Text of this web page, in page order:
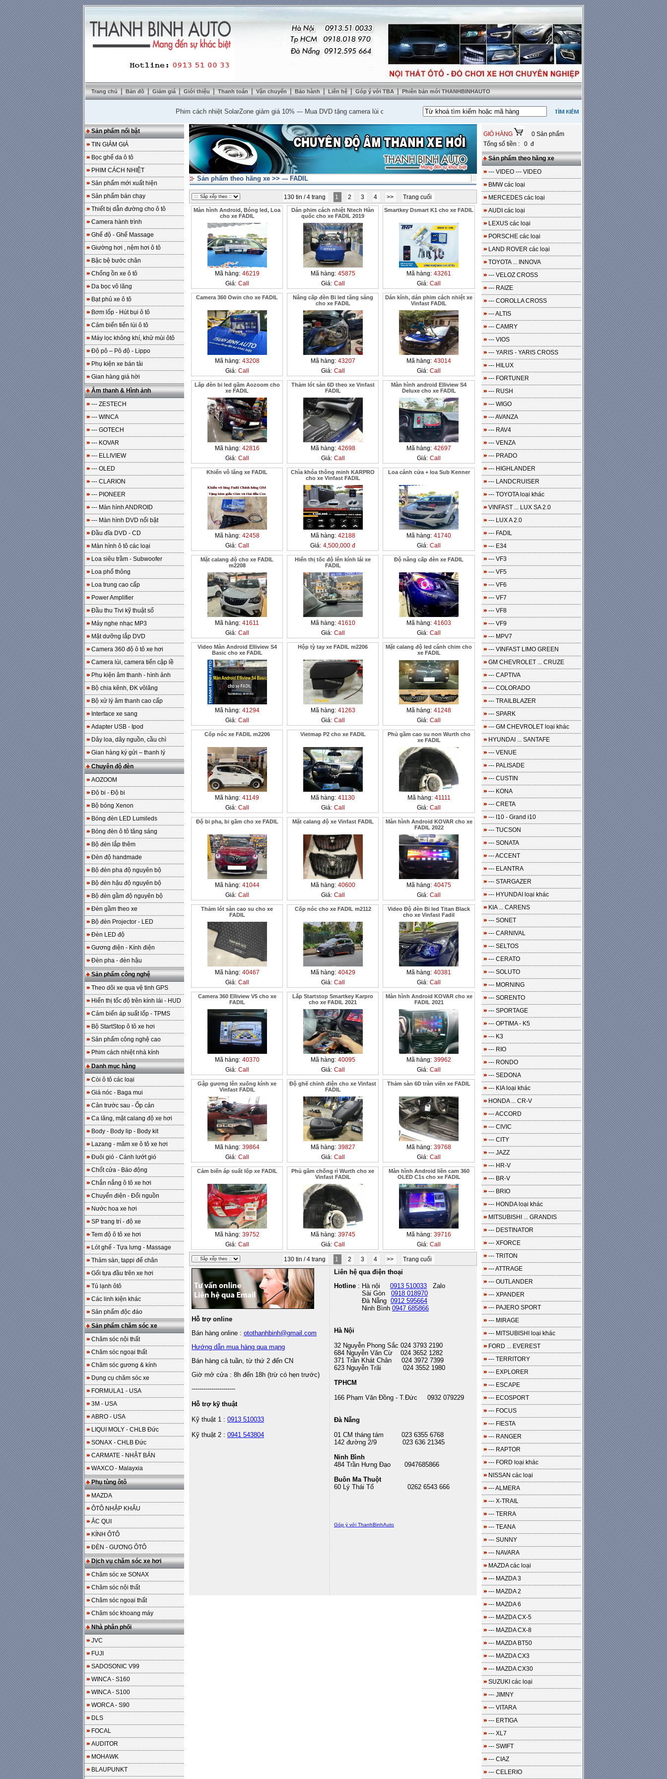
Trang chủ | Bản đồ | Giảm giá | Giới thiệu | Thanh toán | Vận chuyển | Bảo hành | Liên hệ | Góp ý với TBA | Phiên bản mới THANHBINHAUTO
Phim cách nhiệt SolarZone giảm giá 10%---Mua DVD tặng camera lùi cao cấp Lắp nệm ghế da thật tặng sàn da---Miễn phí 100% công lắp đặt
Sản phẩm nổi bật
TIN GIẢM GIÁ
Bọc ghế da ô tô
PHIM CÁCH NHIỆT
Sản phẩm mới xuất hiện
Sản phẩm bán chạy
Thiết bị dẫn đường cho ô tô
Camera hành trình
Ghế độ - Ghế Massage
Giường hơi , nệm hơi ô tô
Bậc bệ bước chân
Chống ồn xe ô tô
Da bọc vô lăng
Bạt phủ xe ô tô
Bơm lốp - Hút bụi ô tô
Cảm biến tiến lùi ô tô
Máy lọc không khí, khử mùi ôtô
Độ pô – Pô độ - Lippo
Phụ kiện xe bán tải
Gian hàng giá hời
Âm thanh & Hình ảnh
--- ZESTECH
--- WINCA
--- GOTECH
--- KOVAR
--- ELLIVIEW
--- OLED
--- CLARION
--- PIONEER
--- Màn hình ANDROID
--- Màn hình DVD nổi bật
Đầu đĩa DVD - CD
Màn hình ô tô các loại
Loa siêu trầm - Subwoofer
Loa phổ thông
Loa trung cao cấp
Power Amplifier
Đầu thu Tivi kỹ thuật số
Máy nghe nhạc MP3
Mặt dưỡng lắp DVD
Camera 360 độ ô tô xe hơi
Camera lùi, camera tiến cập lề
Phụ kiện âm thanh - hình ảnh
Bộ chia kênh, ĐK vôlăng
Bộ xử lý âm thanh cao cấp
Interface xe sang
Adapter USB - Ipod
Dây loa, dây nguồn, cầu chì
Gian hàng ký gửi – thanh lý
Chuyên độ đèn
AOZOOM
Độ bi - Độ bi
Bộ bóng Xenon
Bóng đèn LED Lumileds
Bóng đèn ô tô tăng sáng
Bộ đèn lắp thêm
Đèn độ handmade
Bộ đèn pha độ nguyên bộ
Bộ đèn hậu độ nguyên bộ
Bộ đèn gầm độ nguyên bộ
Đèn gầm theo xe
Bộ đèn Projector - LED
Đèn LED độ
Gương điện - Kính điện
Đèn pha - đèn hậu
Sản phẩm công nghệ
Theo dõi xe qua vệ tinh GPS
Hiển thị tốc độ trên kính lái - HUD
Cảm biến áp suất lốp - TPMS
Bộ StartStop ô tô xe hơi
Sản phẩm công nghệ cao
Phim cách nhiệt nhà kính
Danh mục hàng
Còi ô tô các loại
Giá nóc - Baga mui
Cản trước sau - Ốp cản
Ca lăng, mặt calang độ xe hơi
Body - Body lip - Body kit
Lazang - mâm xe ô tô xe hơi
Đuôi gió - Cánh lướt gió
Chốt cửa - Báo động
Chắn nắng ô tô xe hơi
Chuyển điện - Đổi nguồn
Nước hoa xe hơi
SP trang trí - độ xe
Tem độ ô tô xe hơi
Lót ghế - Tựa lưng - Massage
Thảm sàn, tappi để chân
Gối tựa đầu trên xe hơi
Tủ lạnh ôtô
Các linh kiện khác
Sản phẩm độc đáo
Sản phẩm chăm sóc xe
Chăm sóc nội thất
Chăm sóc ngoại thất
Chăm sóc gương & kính
Dụng cụ chăm sóc xe
FORMULA1 - USA
3M - USA
ABRO - USA
LIQUI MOLY - CHLB Đức
SONAX - CHLB Đức
CARMATE - NHẬT BẢN
WAXCO - Malayxia
Phụ tùng ôtô
MAZDA
ÔTÔ NHẬP KHẨU
ẮC QUI
KÍNH ÔTÔ
ĐÈN - GƯƠNG ÔTÔ
Dịch vụ chăm sóc xe hơi
Chăm sóc xe SONAX
Chăm sóc nội thất
Chăm sóc ngoại thất
Chăm sóc khoang máy
Nhà phân phối
JVC
FUJI
SADOSONIC V99
WINCA - S160
WINCA - S100
WORCA - S90
DLS
FOCAL
AUDITOR
MOHAWK
BLAUPUNKT
Sản phẩm theo hãng xe >> --- FADIL
130 tin / 4 trang 1 2 3 4 >> Trang cuối
Màn hình Android, Bóng led, Loa
cho xe FADIL
Mã hàng: 46219
Giá: Call
Dán phim cách nhiệt Ntech Hàn
quốc cho xe FADIL 2019
Mã hàng: 45875
Giá: Call
Smartkey Dsmart K1 cho xe FADIL
Mã hàng: 43261
Giá: Call
Camera 360 Owin cho xe FADIL
Mã hàng: 43208
Giá: Call
Nâng cấp đèn Bi led tăng sáng
cho xe FADIL
Mã hàng: 43207
Giá: Call
Dán kính, dán phim cách nhiệt xe
Vinfast FADIL
Mã hàng: 43014
Giá: Call
Lắp đèn bi led gầm Aozoom cho
xe FADIL
Mã hàng: 42816
Giá: Call
Thảm lót sàn 6D theo xe Vinfast
FADIL
Mã hàng: 42698
Giá: Call
Màn hình android Elliview S4
Deluxe cho xe FADIL
Mã hàng: 42697
Giá: Call
Khiển vô lăng xe FADIL
Mã hàng: 42458
Giá: Call
Chìa khóa thông minh KARPRO
cho xe Vinfast FADIL
Mã hàng: 42188
Giá: 4,500,000 đ
Loa cánh cửa + loa Sub Kenner
Mã hàng: 41740
Giá: Call
Mặt calang độ cho xe FADIL
m2208
Mã hàng: 41611
Giá: Call
Hiển thị tốc độ lên kính lái xe
FADIL
Mã hàng: 41610
Giá: Call
Độ nâng cấp đèn xe FADIL
Mã hàng: 41603
Giá: Call
Video Màn Android Elliview S4
Basic cho xe FADIL
Mã hàng: 41294
Giá: Call
Hộp tỳ tay xe FADIL m2206
Mã hàng: 41263
Giá: Call
Mặt calang độ led cánh chim cho
xe FADIL
Mã hàng: 41248
Giá: Call
Cốp nóc xe FADIL m2206
Mã hàng: 41149
Giá: Call
Vietmap P2 cho xe FADIL
Mã hàng: 41130
Giá: Call
Phủ gầm cao su non Wurth cho
xe FADIL
Mã hàng: 41111
Giá: Call
Độ bi pha, bi gầm cho xe FADIL
Mã hàng: 41044
Giá: Call
Mặt calang độ xe Vinfast FADIL
Mã hàng: 40600
Giá: Call
Màn hình Android KOVAR cho xe
FADIL 2022
Mã hàng: 40475
Giá: Call
Thảm lót sàn cao su cho xe
FADIL
Mã hàng: 40467
Giá: Call
Cốp nóc cho xe FADIL m2112
Mã hàng: 40429
Giá: Call
Video Độ đèn Bi led Titan Black
cho xe Vinfast Fadil
Mã hàng: 40381
Giá: Call
Camera 360 Elliview V5 cho xe
FADIL
Mã hàng: 40370
Giá: Call
Lắp Startstop Smartkey Karpro
cho xe FADIL 2021
Mã hàng: 40095
Giá: Call
Màn hình Android KOVAR cho xe
FADIL 2021
Mã hàng: 39962
Giá: Call
Gập gương lên xuống kính xe
Vinfast FADIL
Mã hàng: 39864
Giá: Call
Độ ghế chỉnh điện cho xe Vinfast
FADIL
Mã hàng: 39827
Giá: Call
Thảm sàn 6D tràn viền xe FADIL
Mã hàng: 39768
Giá: Call
Cảm biến áp suất lốp xe FADIL
Mã hàng: 39752
Giá: Call
Phủ gầm chống rỉ Wurth cho xe
Vinfast FADIL
Mã hàng: 39745
Giá: Call
Màn hình Android liền cam 360
OLED C1s cho xe FADIL
Mã hàng: 39716
Giá: Call
130 tin / 4 trang 1 2 3 4 >> Trang cuối
Hỗ trợ online
Bán hàng online : otothanhbinh@gmail.com
Hướng dẫn mua hàng qua mạng
Bán hàng cả tuần, từ thứ 2 đến CN
Giờ mở cửa : 8h đến 18h (trừ có hẹn trước)
----------------------
Hỗ trợ kỹ thuật
Kỹ thuật 1 : 0913 510033
Kỹ thuật 2 : 0941 543804
Liên hệ qua điện thoại
Hotline : Hà nội 0913 510033 Zalo
Sài Gòn 0918 018970
Đà Nẵng 0912 595664
Ninh Bình 0947 685866
Hà Nội
32 Nguyễn Phong Sắc 024 3793 2190
684 Nguyễn Văn Cừ 024 3652 1282
371 Trần Khát Chân 024 3972 7399
623 Nguyễn Trãi 024 3552 1980
TPHCM
166 Phạm Văn Đồng - T.Đức 0932 079229
Đà Nẵng
01 CM tháng tám 023 6355 6768
142 đường 2/9 023 636 21345
Ninh Bình
484 Trần Hưng Đạo 0947685866
Buôn Ma Thuột
60 Lý Thái Tổ 0262 6543 666
Góp ý với ThanhBinhAuto
GIỎ HÀNG
0 Sản phẩm
Tổng số tiền : 0 đ
Sản phẩm theo hãng xe
--- VIDEO --- VIDEO
BMW các loại
MERCEDES các loại
AUDI các loại
LEXUS các loại
PORSCHE các loại
LAND ROVER các loại
TOYOTA ... INNOVA
--- VELOZ CROSS
--- RAIZE
--- COROLLA CROSS
--- ALTIS
--- CAMRY
--- VIOS
--- YARIS - YARIS CROSS
--- HILUX
--- FORTUNER
--- RUSH
--- WIGO
--- AVANZA
--- RAV4
--- VENZA
--- PRADO
--- HIGHLANDER
--- LANDCRUISER
--- TOYOTA loại khác
VINFAST ... LUX SA 2.0
--- LUX A 2.0
--- FADIL
--- E34
--- VF3
--- VF5
--- VF6
--- VF7
--- VF8
--- VF9
--- MPV7
--- VINFAST LIMO GREEN
GM CHEVROLET ... CRUZE
--- CAPTIVA
--- COLORADO
--- TRAILBLAZER
--- SPARK
--- GM CHEVROLET loại khác
HYUNDAI ... SANTAFE
--- VENUE
--- PALISADE
--- CUSTIN
--- KONA
--- CRETA
--- I10 - Grand i10
--- TUCSON
--- SONATA
--- ACCENT
--- ELANTRA
--- STARGAZER
--- HYUNDAI loại khác
KIA ... CARENS
--- SONET
--- CARNIVAL
--- SELTOS
--- CERATO
--- SOLUTO
--- MORNING
--- SORENTO
--- SPORTAGE
--- OPTIMA - K5
--- K3
--- RIO
--- RONDO
--- SEDONA
--- KIA loại khác
HONDA ... CR-V
--- ACCORD
--- CIVIC
--- CITY
--- JAZZ
--- HR-V
--- BR-V
--- BRIO
--- HONDA loại khác
MITSUBISHI ... GRANDIS
--- DESTINATOR
--- XFORCE
--- TRITON
--- ATTRAGE
--- OUTLANDER
--- XPANDER
--- PAJERO SPORT
--- MIRAGE
--- MITSUBISHI loại khác
FORD ... EVEREST
--- TERRITORY
--- EXPLORER
--- ESCAPE
--- ECOSPORT
--- FOCUS
--- FIESTA
--- RANGER
--- RAPTOR
--- FORD loại khác
NISSAN các loại
--- ALMERA
--- X-TRAIL
--- TERRA
--- TEANA
--- SUNNY
--- NAVARA
MAZDA các loại
--- MAZDA 3
--- MAZDA 2
--- MAZDA 6
--- MAZDA CX-5
--- MAZDA CX-8
--- MAZDA BT50
--- MAZDA CX3
--- MAZDA CX30
SUZUKI các loại
--- JIMNY
--- VITARA
--- ERTIGA
--- XL7
--- SWIFT
--- CIAZ
--- CELERIO